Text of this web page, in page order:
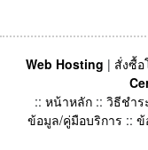
Web Hosting | สั่งซื้อ
:: หน้าหลัก :: วิธีชำร
ข้อมูล/คู่มือบริการ :: ข้